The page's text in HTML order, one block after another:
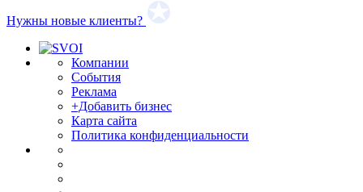
Нужны новые клиенты?
Компании
События
Реклама
+Добавить бизнес
Карта сайта
Политика конфиденциальности